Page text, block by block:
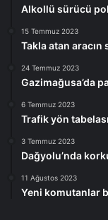
Alkollü sürücü
15 Temmuz 2023
Takla atan aracın
24 Temmuz 2023
Gazimağusa’da
6 Temmuz 2023
Trafik yön
3 Temmuz 2023
Dağyolu’nda
11 Ağustos 2023
Yeni komutanlar